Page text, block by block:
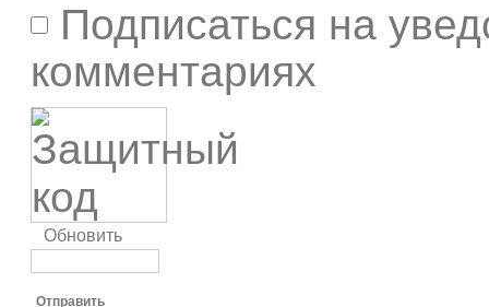
Подписаться на
комментариях
Обновить
Отправить